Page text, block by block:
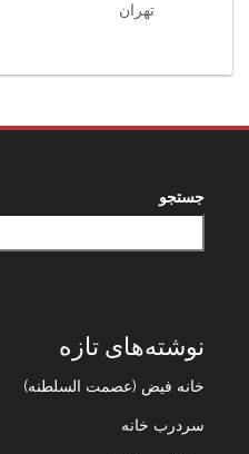
تهران
جستجو
نوشته‌های تازه
خانه فیض (عصمت السلطنه)
سردرب خانه